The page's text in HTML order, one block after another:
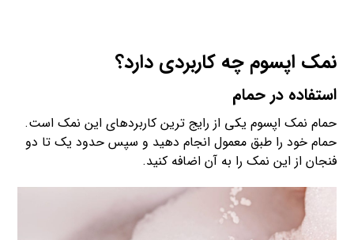
نمک اپسوم چه کاربردی دارد؟
استفاده در حمام
حمام نمک اپسوم یکی از رایج ترین کاربردهای این نمک است.
حمام خود را طبق معمول انجام دهید و سپس حدود یک تا دو
فنجان از این نمک را به آن اضافه کنید.